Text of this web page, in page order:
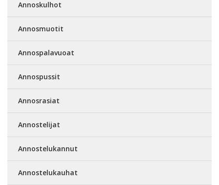
Annoskulhot
Annosmuotit
Annospalavuoat
Annospussit
Annosrasiat
Annostelijat
Annostelukannut
Annostelukauhat